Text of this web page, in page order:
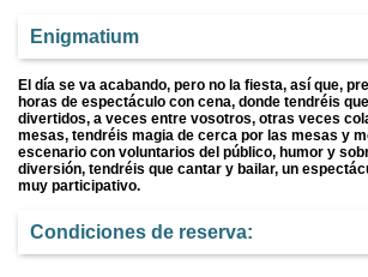
Enigmatium
El día se va acabando, pero no la fiesta, así que,
horas de espectáculo con cena, donde tendréis
divertidos, a veces entre vosotros, otras veces
mesas, tendréis magia de cerca por las mesas y
escenario con voluntarios del público, humor y
diversión, tendréis que cantar y bailar, un
muy participativo.
Condiciones de reserva: